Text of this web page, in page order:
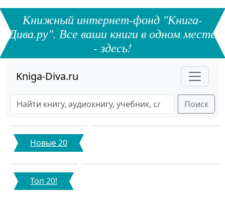
Книжный интернет-фонд "Книга-
Дива.ру". Все ваши книги в одном месте
- здесь!
Kniga-Diva.ru
Поиск
Новые 20
Топ 20!